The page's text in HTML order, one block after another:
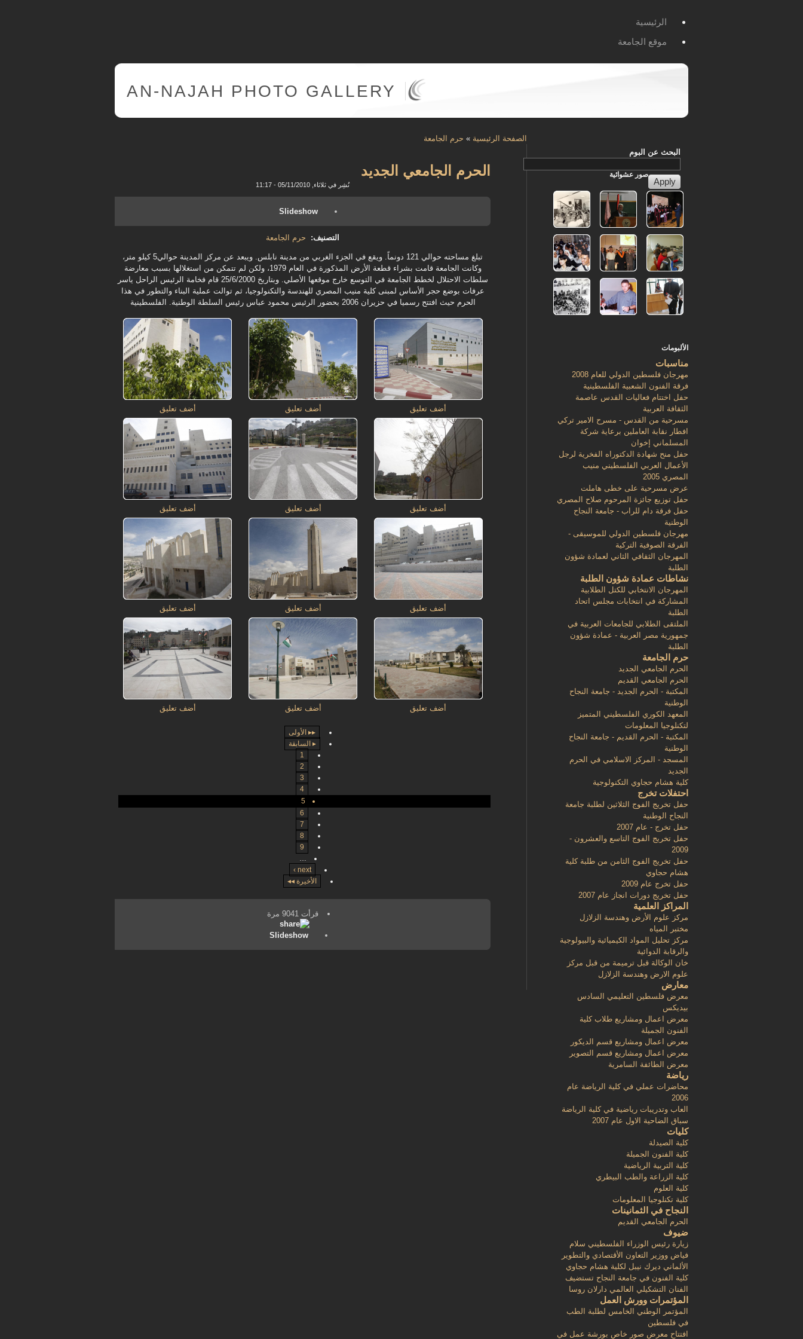
الرئيسية
موقع الجامعة
AN-NAJAH PHOTO GALLERY
الصفحة الرئيسية » حرم الجامعة
الحرم الجامعي الجديد
نُشِر في ثلاثاء, 05/11/2010 - 11:17
Slideshow
التصنيف: حرم الجامعة
تبلغ مساحته حوالي 121 دونماً. ويقع في الجزء الغربي من مدينة نابلس. ويبعد عن مركز المدينة حوالي5 كيلو متر،
وكانت الجامعة قامت بشراء قطعة الأرض المذكورة في العام 1979، ولكن لم تتمكن من استغلالها بسبب معارضة
سلطات الاحتلال لخطط الجامعة في التوسع خارج موقعها الأصلي. وبتاريخ 25/6/2000 قام فخامة الرئيس الراحل ياسر
عرفات بوضع حجر الأساس لمبنى كلية منيب المصري للهندسة والتكنولوجيا، ثم توالت عملية البناء والتطور في هذا
الحرم حيث افتتح رسميا في حزيران 2006 بحضور الرئيس محمود عباس رئيس السلطة الوطنية. الفلسطينية
أضف تعليق أضف تعليق أضف تعليق
أضف تعليق أضف تعليق أضف تعليق
أضف تعليق أضف تعليق أضف تعليق
أضف تعليق أضف تعليق أضف تعليق
▸▸ الأولى
▸ السابقة
1
2
3
4
5
6
7
8
9
…
next ›
الأخيرة ◂◂
قرأت 9041 مرة
Slideshow
البحث عن البوم
صور عشوائية
الألبومات
مناسبات
مهرجان فلسطين الدولي للعام 2008
فرقة الفنون الشعبية الفلسطينية
حفل اختتام فعاليات القدس عاصمة
الثقافة العربية
مسرحية من القدس - مسرح الامير تركي
افطار نقابة العاملين برعاية شركة
المسلماني إخوان
حفل منح شهادة الدكتوراه الفخرية لرجل
الأعمال العربي الفلسطيني منيب
المصري 2005
عرض مسرحية على خطى هاملت
حفل توزيع جائزة المرحوم صلاح المصري
حفل فرقة دام للراب - جامعة النجاح
الوطنية
مهرجان فلسطين الدولي للموسيقى -
الفرقة الصوفية التركية
المهرجان الثقافي الثاني لعمادة شؤون
الطلبة
نشاطات عمادة شؤون الطلبة
المهرجان الانتخابي للكتل الطلابية
المشاركة في انتخابات مجلس اتحاد
الطلبة
الملتقى الطلابي للجامعات العربية في
جمهورية مصر العربية - عمادة شؤون
الطلبة
حرم الجامعة
الحرم الجامعي الجديد
الحرم الجامعي القديم
المكتبة - الحرم الجديد - جامعة النجاح
الوطنية
المعهد الكوري الفلسطيني المتميز
لتكنلوجيا المعلومات
المكتبة - الحرم القديم - جامعة النجاح
الوطنية
المسجد - المركز الاسلامي في الحرم
الجديد
كلية هشام حجاوي التكنولوجية
احتفلات تخرج
حفل تخريج الفوج الثلاثين لطلبة جامعة
النجاح الوطنية
حفل تخرج - عام 2007
حفل تخريج الفوج التاسع والعشرون -
2009
حفل تخريج الفوج الثامن من طلبة كلية
هشام حجاوي
حفل تخرج عام 2009
حفل تخريج دورات انجاز عام 2007
المراكز العلمية
مركز علوم الأرض وهندسة الزلازل
مختبر المياه
مركز تحليل المواد الكيميائية والبيولوجية
والرقابة الدوائية
خان الوكالة قبل ترميمة من قبل مركز
علوم الارض وهندسة الزلازل
معارض
معرض فلسطين التعليمي السادس
بيديكس
معرض اعمال ومشاريع طلاب كلية
الفنون الجميلة
معرض اعمال ومشاريع قسم الديكور
معرض اعمال ومشاريع قسم التصوير
معرض الطائفة السامرية
رياضة
محاضرات عملي في كلية الرياضة عام
2006
العاب وتدريبات رياضية في كلية الرياضة
سباق الضاحية الاول عام 2007
كليات
كلية الصيدلة
كلية الفنون الجميلة
كلية التربية الرياضية
كلية الزراعة والطب البيطري
كلية العلوم
كلية تكنلوجيا المعلومات
النجاح في الثمانينات
الحرم الجامعي القديم
ضيوف
زيارة رئيس الوزراء الفلسطيني سلام
فياض ووزير التعاون الأقتصادي والتطوير
الألماني ديرك نيبل لكلية هشام حجاوي
كلية الفنون في جامعة النجاح تستضيف
الفنان التشكيلي العالمي دارلان روسا
المؤتمرات وورش العمل
المؤتمر الوطني الخامس لطلبة الطب
في فلسطين
افتتاح معرض صور خاص بورشة عمل في